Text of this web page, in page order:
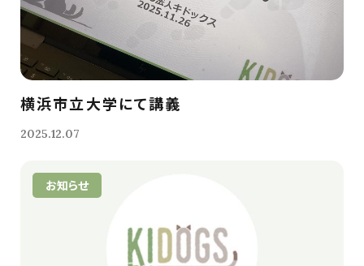
横浜市立大学にて講義
2025.12.07
お知らせ